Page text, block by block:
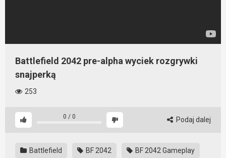
Battlefield 2042 pre-alpha wyciek rozgrywki
snajperką
253
0 / 0 Podaj dalej
Battlefield BF 2042 BF 2042 Gameplay